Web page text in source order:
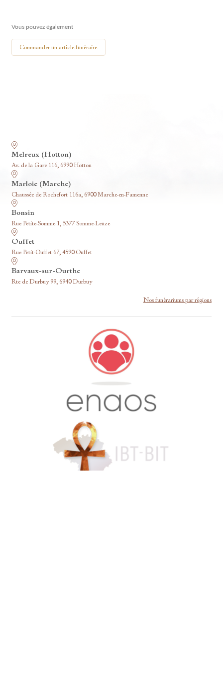
Vous pouvez également
Commander un article funéraire
Melreux (Hotton)
Av. de la Gare 116, 6990 Hotton
Marloie (Marche)
Chaussée de Rochefort 116a, 6900 Marche-en-Famenne
Bonsin
Rue Petite-Somme 1, 5377 Somme-Leuze
Ouffet
Rue Petit-Ouffet 67, 4590 Ouffet
Barvaux-sur-Ourthe
Rte de Durbuy 99, 6940 Durbuy
Nos funérariums par régions